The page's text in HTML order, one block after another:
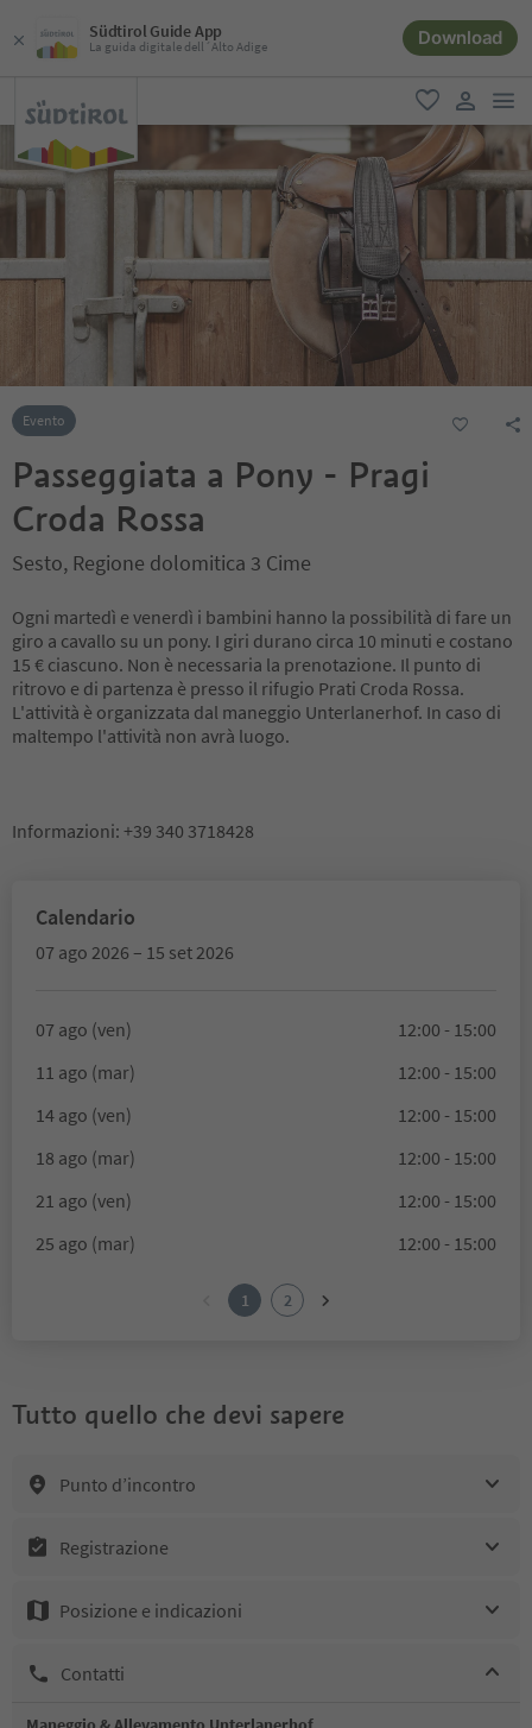
Südtirol Guide App
La guida digitale dell´Alto Adige Download
favoriti
user link
Evento
Passeggiata a Pony - Pragi
Croda Rossa
Sesto, Regione dolomitica 3 Cime
Ogni martedì e venerdì i bambini hanno la possibilità di fare un
giro a cavallo su un pony. I giri durano circa 10 minuti e costano
15 € ciascuno. Non è necessaria la prenotazione. Il punto di
ritrovo e di partenza è presso il rifugio Prati Croda Rossa.
L'attività è organizzata dal maneggio Unterlanerhof. In caso di
maltempo l'attività non avrà luogo.
Informazioni: +39 340 3718428
Calendario
07 ago 2026 – 15 set 2026
07 ago (ven)
12:00 - 15:00
11 ago (mar)
12:00 - 15:00
14 ago (ven)
12:00 - 15:00
18 ago (mar)
12:00 - 15:00
21 ago (ven)
12:00 - 15:00
25 ago (mar)
12:00 - 15:00
1 2
Tutto quello che devi sapere
Punto d’incontro
Registrazione
Posizione e indicazioni
Contatti